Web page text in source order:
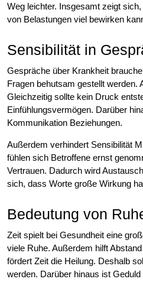
Weg leichter. Insgesamt zeigt
von Belastungen viel bewirken
Sensibilität in
Gespräche über Krankheit
Fragen behutsam gestellt werden.
Gleichzeitig sollte kein Druck
Einfühlungsvermögen. Darüber
Kommunikation Beziehungen.
Außerdem verhindert Sensibilität
fühlen sich Betroffene ernst
Vertrauen. Dadurch wird
sich, dass Worte große Wirkung
Bedeutung von
Zeit spielt bei Gesundheit eine
viele Ruhe. Außerdem hilft
fördert Zeit die Heilung. Deshalb
werden. Darüber hinaus ist Geduld